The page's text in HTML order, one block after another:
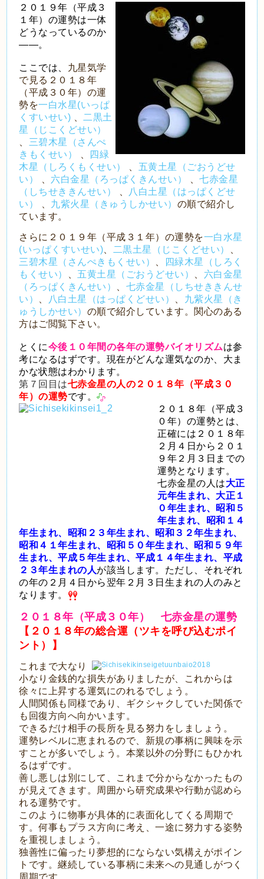
２０１９年（平成３
１年）の運勢は一体
どうなっているのか
――。
ここでは、 九星気学
で見る２０１８年
（平成３０年）の運
勢を一白水星(いっぱ
くすいせい)
二黒土
星（じこくどせい）
三碧木星（さんぺ
きもくせい）
四緑
木星（しろくもくせい）
五黄土星（ごおうどせ
い）
六白金星（ろっぱくきんせい） 、七赤金星
（しちせききんせい）
八白土星（はっぱくどせ
い）
九紫火星（きゅうしかせい） の順で紹介し
ています。
さらに２０１９年（平成３１年）の運勢を一白水星
(いっぱくすいせい)
二黒土星（じこくどせい）
三碧木星（さんぺきもくせい）
四緑木星（しろく
もくせい）
五黄土星（ごおうどせい）
六白金星
（ろっぱくきんせい）
七赤金星（しちせききんせ
い）
八白土星（はっぱくどせい）
九紫火星（き
ゅうしかせい） の順で紹介しています。関心のある
方はご閲覧下さい。
とくに今後１０年間の各年の運勢バイオリズムは参
考になるはずです。現在がどんな運気なのか、大ま
かな状態はわかります。
第７回目は七赤金星の人の２０１８年（平成３０
年）の運勢です。
２０１８年（平成３
０年）の運勢とは、
正確には２０１８年
２月４日から２０１
９年２月３日までの
運勢となります。
七赤金星の人は大正
元年生まれ、大正１
０年生まれ、昭和５
年生まれ、昭和１４
年生まれ、昭和２３年生まれ、昭和３２年生まれ、
昭和４１年生まれ、昭和５０年生まれ、昭和５９年
生まれ、平成５年生まれ、平成１４年生まれ、平成
２３年生まれの人が該当します。ただし、それぞれ
の年の２月４日から翌年２月３日生まれの人のみと
なります。
２ ０１８年（平成３０年） 七赤金星の運勢
【２０１８年の総合運（ツキを呼び込むポイ
ント）】
これまで大なり
小なり金銭的な損失がありましたが、これからは
徐々に上昇する運気にのれるでしょう。
人間関係も同様であり、ギクシャクしていた関係で
も回復方向へ向かいます。
できるだけ相手の長所を見る努力をしましょう。
運勢レベルに恵まれるので、新規の事柄に興味を示
すことが多いでしょう。本業以外の分野にもひかれ
るはずです。
善し悪しは別にして、これまで分からなかったもの
が見えてきます。周囲から研究成果や行動が認めら
れる運勢です。
このように物事が具体的に表面化してくる周期で
す。何事もプラス方向に考え、一途に努力する姿勢
を重視しましょう。
独善性に偏ったり夢想的にならない気構えがポイン
トです。継続している事柄に未来への見通しがつく
周期です。